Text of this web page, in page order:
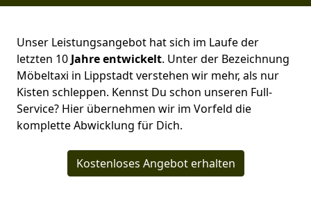
Unser Leistungsangebot hat sich im Laufe der
letzten 10 Jahre entwickelt. Unter der Bezeichnung
Möbeltaxi in Lippstadt verstehen wir mehr, als nur
Kisten schleppen. Kennst Du schon unseren Full-
Service? Hier übernehmen wir im Vorfeld die
komplette Abwicklung für Dich.
Kostenloses Angebot erhalten